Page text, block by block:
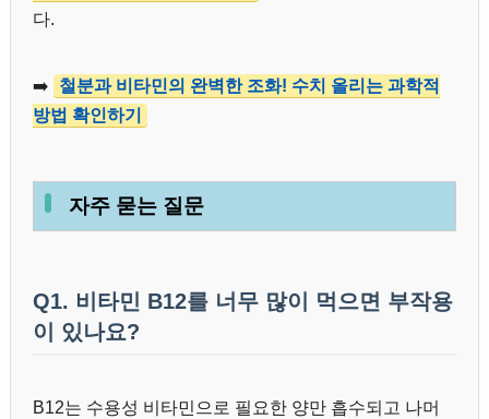
다.
➡️
철분과 비타민의 완벽한 조화! 수치 올리는 과학적
방법 확인하기
자주 묻는 질문
Q1. 비타민 B12를 너무 많이 먹으면 부작용
이 있나요?
B12는 수용성 비타민으로 필요한 양만 흡수되고 나머